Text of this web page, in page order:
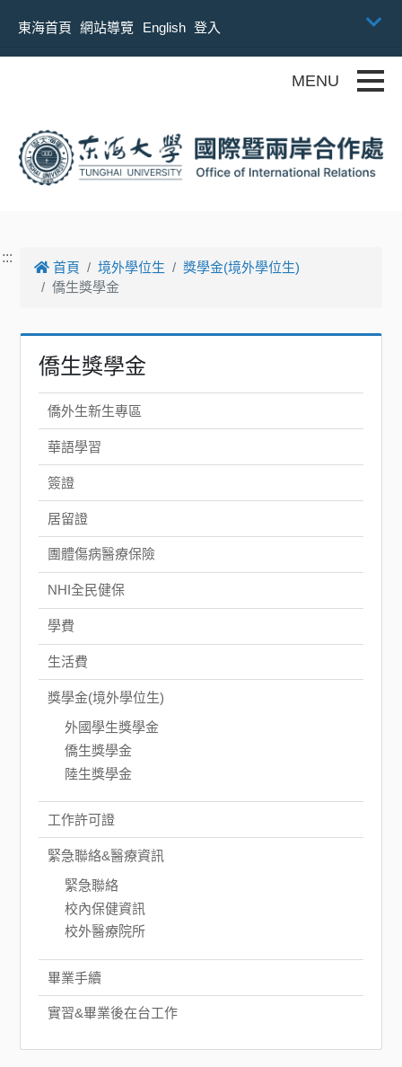
東海首頁
網站導覽 English 登入
:::
首頁 境外學位生
獎學金(境外學位生)
僑生獎學金
僑生獎學金
僑外生新生專區
華語學習
簽證
居留證
團體傷病醫療保險
NHI全民健保
學費
生活費
獎學金(境外學位生)
外國學生獎學金
僑生獎學金
陸生獎學金
工作許可證
緊急聯絡&醫療資訊
緊急聯絡
校內保健資訊
校外醫療院所
畢業手續
實習&畢業後在台工作